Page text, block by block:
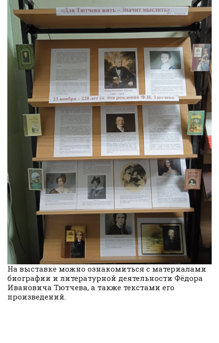
На выставке можно ознакомиться с материалами
биографии и литературной деятельности Фёдора
Ивановича Тютчева, а также текстами его
произведений.